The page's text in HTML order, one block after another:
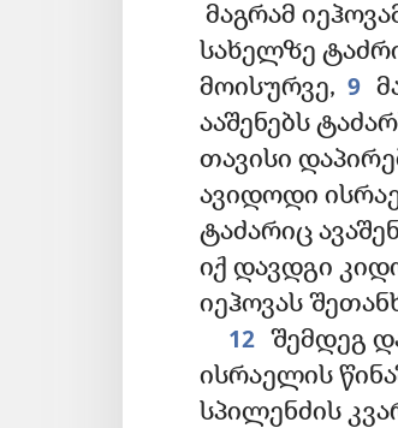
მაგრამ
სახელზე
მოისურვე, 9
ააშენებს
თავისი
ავიდოდი
ტაძარიც
იქ დავდგი
იეჰოვას
12 შემდეგ
ისრაელის
სპილენძის